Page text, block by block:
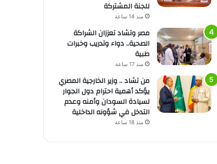
للجنة المشتركة
منذ 14 ساعة
مصر وتشاد تعززان الشراكة
الصحية.. دواء وتدريب وخبرات
طبية
منذ 17 ساعة
من تشاد .. وزير الخارجية المصري
يؤكد أهمية احترام دول الجوار
لسيادة السودان وأمنه وعدم
التدخل في شؤونه الداخلية
منذ 18 ساعة